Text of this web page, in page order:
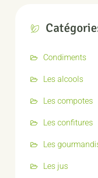
Condiments
Les alcools
Les compotes
Les confitures
Les
Les jus